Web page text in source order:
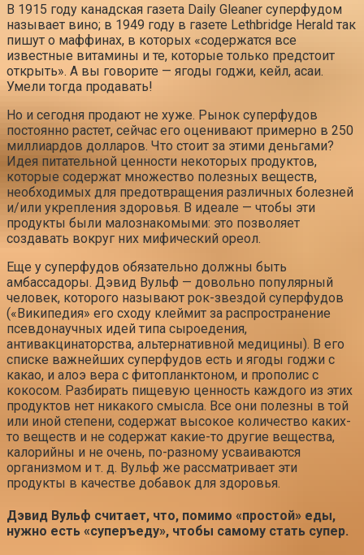
В 1915 году канадская газета Daily Gleaner суперфудом
называет вино; в 1949 году в газете Lethbridge Herald так
пишут о маффинах, в которых «содержатся все
известные витамины и те, которые только предстоит
открыть». А вы говорите — ягоды годжи, кейл, асаи.
Умели тогда продавать!
Но и сегодня продают не хуже. Рынок суперфудов
постоянно растет, сейчас его оценивают примерно в 250
миллиардов долларов. Что стоит за этими деньгами?
Идея питательной ценности некоторых продуктов,
которые содержат множество полезных веществ,
необходимых для предотвращения различных болезней
и/или укрепления здоровья. В идеале — чтобы эти
продукты были малознакомыми: это позволяет
создавать вокруг них мифический ореол.
Еще у суперфудов обязательно должны быть
амбассадоры. Дэвид Вульф — довольно популярный
человек, которого называют рок-звездой суперфудов
(«Википедия» его сходу клеймит за распространение
псевдонаучных идей типа сыроедения,
антивакцинаторства, альтернативной медицины). В его
списке важнейших суперфудов есть и ягоды годжи с
какао, и алоэ вера с фитопланктоном, и прополис с
кокосом. Разбирать пищевую ценность каждого из этих
продуктов нет никакого смысла. Все они полезны в той
или иной степени, содержат высокое количество каких-
то веществ и не содержат какие-то другие вещества,
калорийны и не очень, по-разному усваиваются
организмом и т. д. Вульф же рассматривает эти
продукты в качестве добавок для здоровья.
Дэвид Вульф считает, что, помимо «простой» еды,
нужно есть «суперъеду», чтобы самому стать супер.